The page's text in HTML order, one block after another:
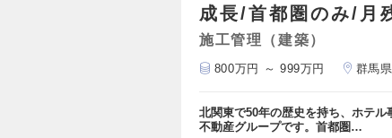
成長/首都圏のみ/月
施工管理（建築）
800万円 ～ 999万円 群馬県
北関東で50年の歴史を持ち、ホテ
不動産グループです。首都圏…